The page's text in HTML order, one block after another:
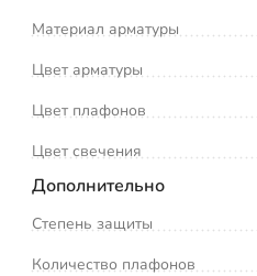
Материал арматуры
Цвет арматуры
Цвет плафонов
Цвет свечения
Дополнительно
Степень защиты
Количество плафонов